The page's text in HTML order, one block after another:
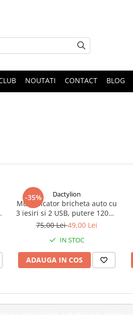
NOUTATI CONTACT BLOG
-35% Dactylion
Multiplicator bricheta auto cu
3 iesiri si 2 USB, putere 120W,
12-24V - Negru
75,00 Lei49,00 Lei
IN STOC
ADAUGA IN COS